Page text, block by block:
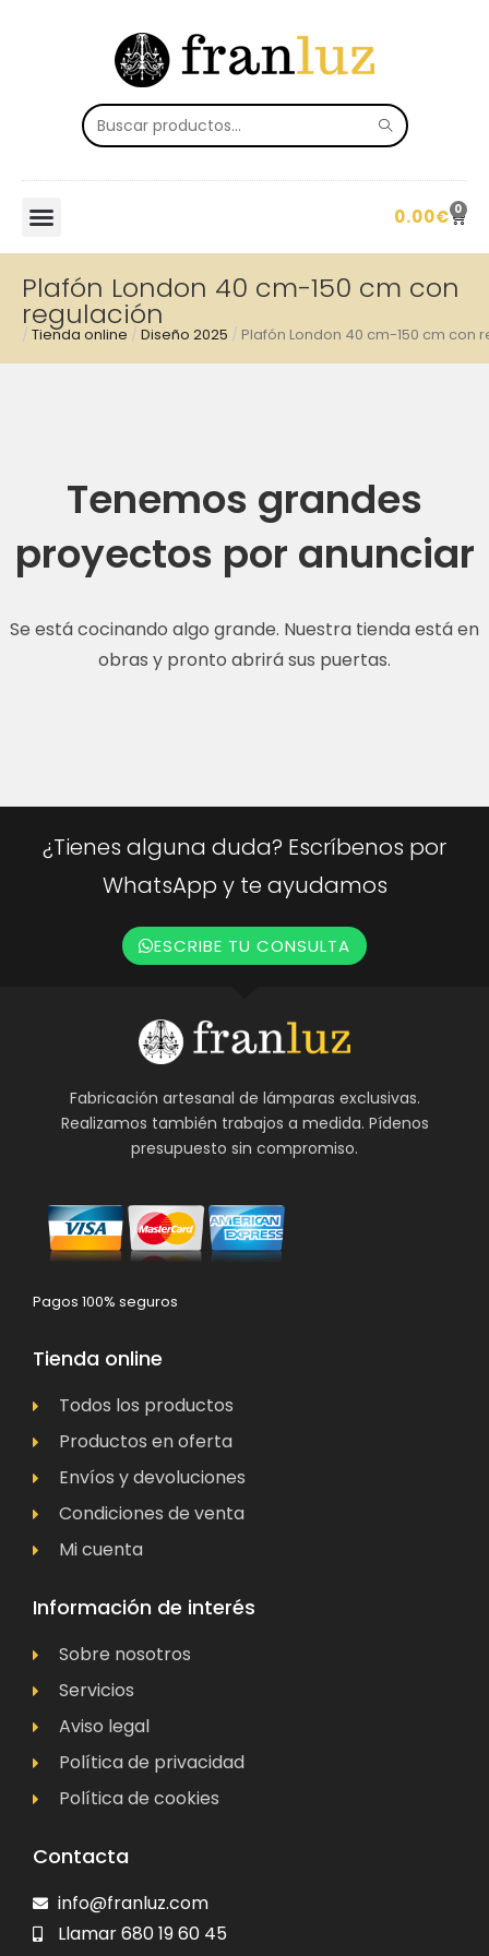
0.00€ 0
Plafón London 40 cm-150 cm con
regulación
/ Tienda online / Diseño 2025 / Plafón London 40 cm-150 cm con
Tenemos grandes
proyectos por anunciar
Se está cocinando algo grande. Nuestra tienda está en
obras y pronto abrirá sus puertas.
¿Tienes alguna duda? Escríbenos por
WhatsApp y te ayudamos
ESCRIBE TU CONSULTA
Fabricación artesanal de lámparas exclusivas.
Realizamos también trabajos a medida. Pídenos
presupuesto sin compromiso.
Pagos 100% seguros
Tienda online
Todos los productos
Productos en oferta
Envíos y devoluciones
Condiciones de venta
Mi cuenta
Información de interés
Sobre nosotros
Servicios
Aviso legal
Política de privacidad
Política de cookies
Contacta
info@franluz.com
Llamar 680 19 60 45